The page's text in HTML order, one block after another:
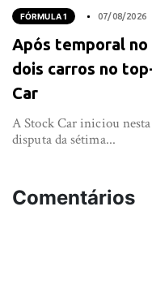
FÓRMULA 1 07/08/2026
Após temporal no
dois carros no
Car
A Stock Car iniciou
disputa da sétima...
Comentários